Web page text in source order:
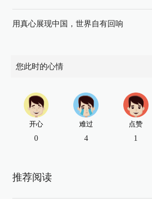
用真心展现中国，世界自有回响
您此时的心情
开心
0
难过
4
点赞
1
推荐阅读